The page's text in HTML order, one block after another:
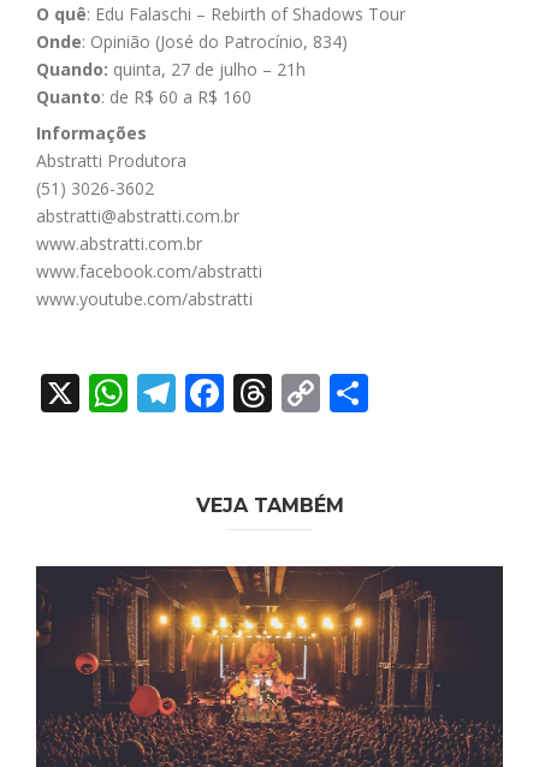
O quê: Edu Falaschi – Rebirth of Shadows Tour
Onde: Opinião (José do Patrocínio, 834)
Quando: quinta, 27 de julho – 21h
Quanto: de R$ 60 a R$ 160
Informações
Abstratti Produtora
(51) 3026-3602
abstratti@abstratti.com.br
www.abstratti.com.br
www.facebook.com/abstratti
www.youtube.com/abstratti
X WhatsApp
Telegram
Facebook
Threads
Copy
VEJA TAMBÉM